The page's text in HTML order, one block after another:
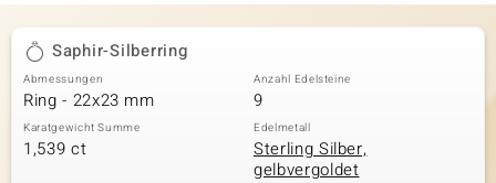
Saphir-Silberring
Abmessungen
Ring - 22x23 mm
Anzahl Edelsteine
9
Karatgewicht Summe
1,539 ct
Edelmetall
Sterling Silber,
gelbvergoldet